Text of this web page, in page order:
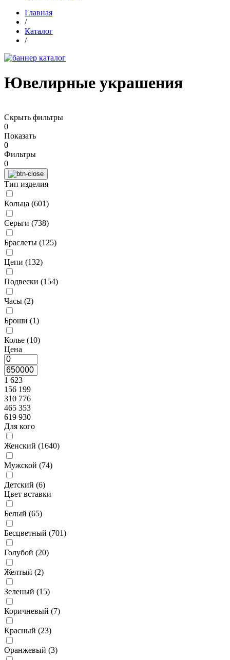
Главная
/
Каталог
/
Ювелирные украшения
Скрыть фильтры
0
Показать
0
Фильтры
0
Тип изделия
Кольца (601)
Серьги (738)
Браслеты (125)
Цепи (132)
Подвески (154)
Часы (2)
Броши (1)
Колье (10)
Цена
1 623
156 199
310 776
465 353
619 930
Для кого
Женский (1640)
Мужской (74)
Детский (6)
Цвет вставки
Белый (65)
Бесцветный (701)
Голубой (20)
Желтый (2)
Зеленый (15)
Коричневый (7)
Красный (23)
Оранжевый (3)